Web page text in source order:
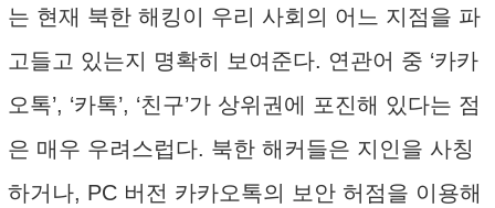
는 현재 북한 해킹이 우리 사회의 어느 지점을 파
고들고 있는지 명확히 보여준다. 연관어 중 ‘카카
오톡’, ‘카톡’, ‘친구’가 상위권에 포진해 있다는 점
은 매우 우려스럽다. 북한 해커들은 지인을 사칭
하거나, PC 버전 카카오톡의 보안 허점을 이용해